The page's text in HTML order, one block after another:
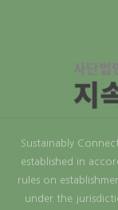
Sustainably
established in
rules on
under the